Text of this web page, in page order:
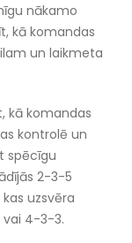
nākamo
kā komandas
un laikmeta
kā komandas
kontrolē un
spēcīgu
2-3-5
uzsvēra
vai 4-3-3.